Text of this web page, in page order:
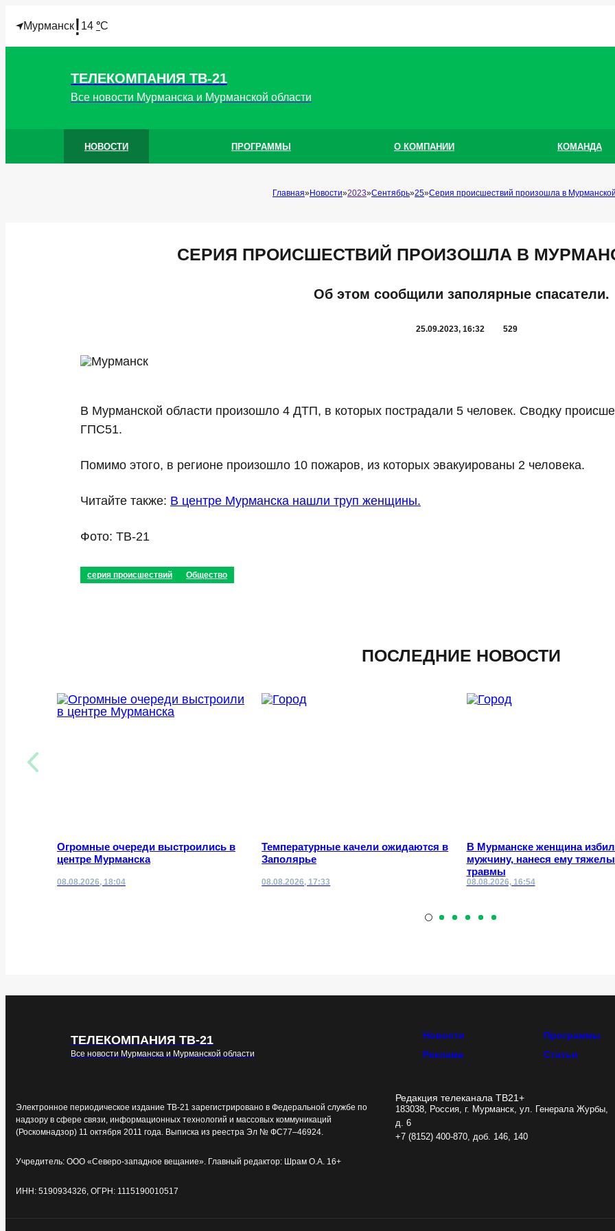
Мурманск! 14 °C
ТЕЛЕКОМПАНИЯ ТВ-21
Все новости Мурманска и Мурманской области
НОВОСТИ ПРОГРАММЫ О КОМПАНИИ КОМАНДА
Главная Новости 2023 Сентябрь 25 Серия происшествий произошла в
СЕРИЯ ПРОИСШЕСТВИЙ ПРОИЗОШЛА В
Об этом сообщили заполярные спасатели.
25.09.2023, 16:32 529
В Мурманской области произошло 4 ДТП, в которых пострадали 5 человек. Сводку
ГПС51.
Помимо этого, в регионе произошло 10 пожаров, из которых эвакуированы 2 человека.
Читайте также: В центре Мурманска нашли труп женщины.
Фото: ТВ-21
серия происшествий Общество
ПОСЛЕДНИЕ НОВОСТИ
Огромные очереди выстроились в
центре Мурманска
08.08.2026, 18:04
Температурные качели ожидаются в
Заполярье
08.08.2026, 17:33
В Мурманске женщина
мужчину, нанеся ему
травмы
08.08.2026, 16:54
ТЕЛЕКОМПАНИЯ ТВ-21
Все новости Мурманска и Мурманской области
Новости Программы
Реклама
Статьи
Электронное периодическое издание ТВ-21 зарегистрировано в Федеральной службе по
надзору в сфере связи, информационных технологий и массовых коммуникаций
(Роскомнадзор) 11 октября 2011 года. Выписка из реестра Эл № ФС77–46924.
Учредитель: ООО «Северо-западное вещание». Главный редактор: Шрам О.А. 16+
ИНН: 5190934326, ОГРН: 1115190010517
Редакция телеканала ТВ21+
183038, Россия, г. Мурманск, ул. Генерала Журбы,
д. 6
+7 (8152) 400-870, доб. 146, 140